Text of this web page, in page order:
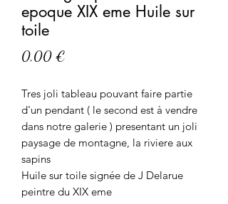
epoque XIX eme Huile sur
toile
0,00 €
Tres joli tableau pouvant faire partie
d'un pendant ( le second est à vendre
dans notre galerie ) presentant un joli
paysage de montagne, la riviere aux
sapins
Huile sur toile signée de J Delarue
peintre du XIX eme